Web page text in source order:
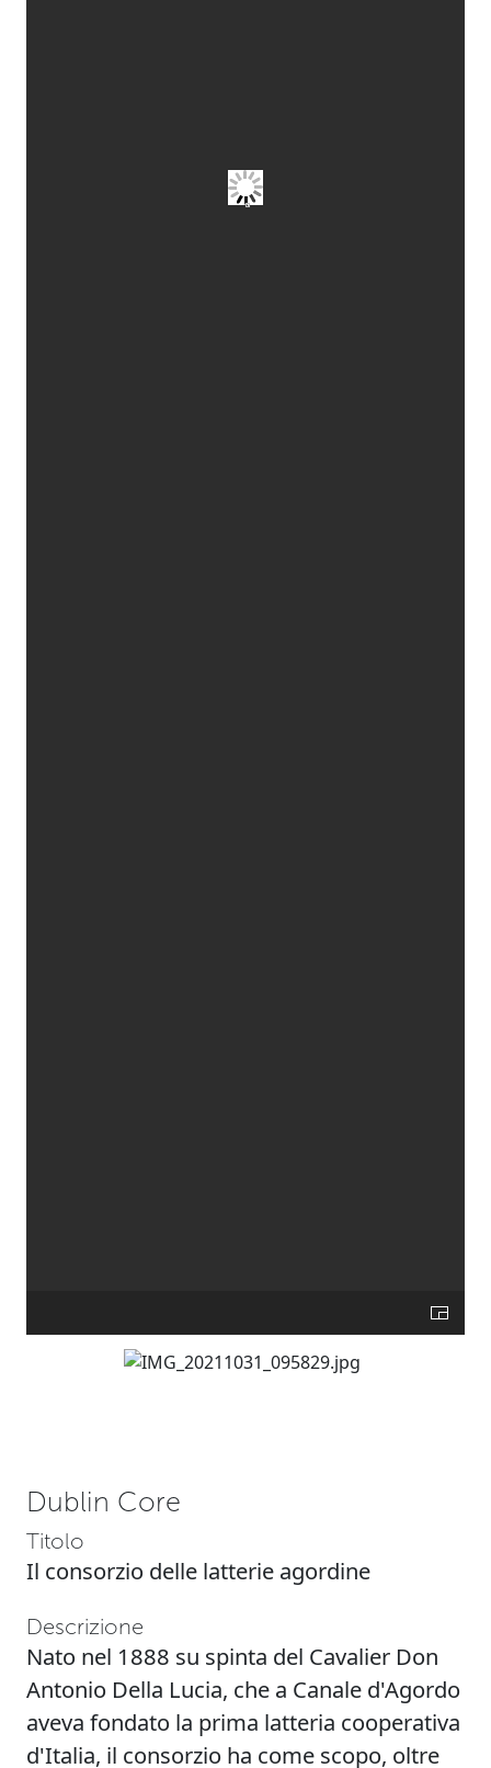
Dublin Core
Titolo
Il consorzio delle latterie agordine
Descrizione
Nato nel 1888 su spinta del Cavalier Don
Antonio Della Lucia, che a Canale d'Agordo
aveva fondato la prima latteria cooperativa
d'Italia, il consorzio ha come scopo, oltre